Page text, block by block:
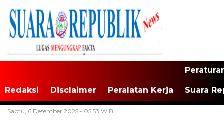
Redaksi Disclaimer Peralatan Kerja Suara
Sabtu, 6 Desember 2025 - 05:53 WIB